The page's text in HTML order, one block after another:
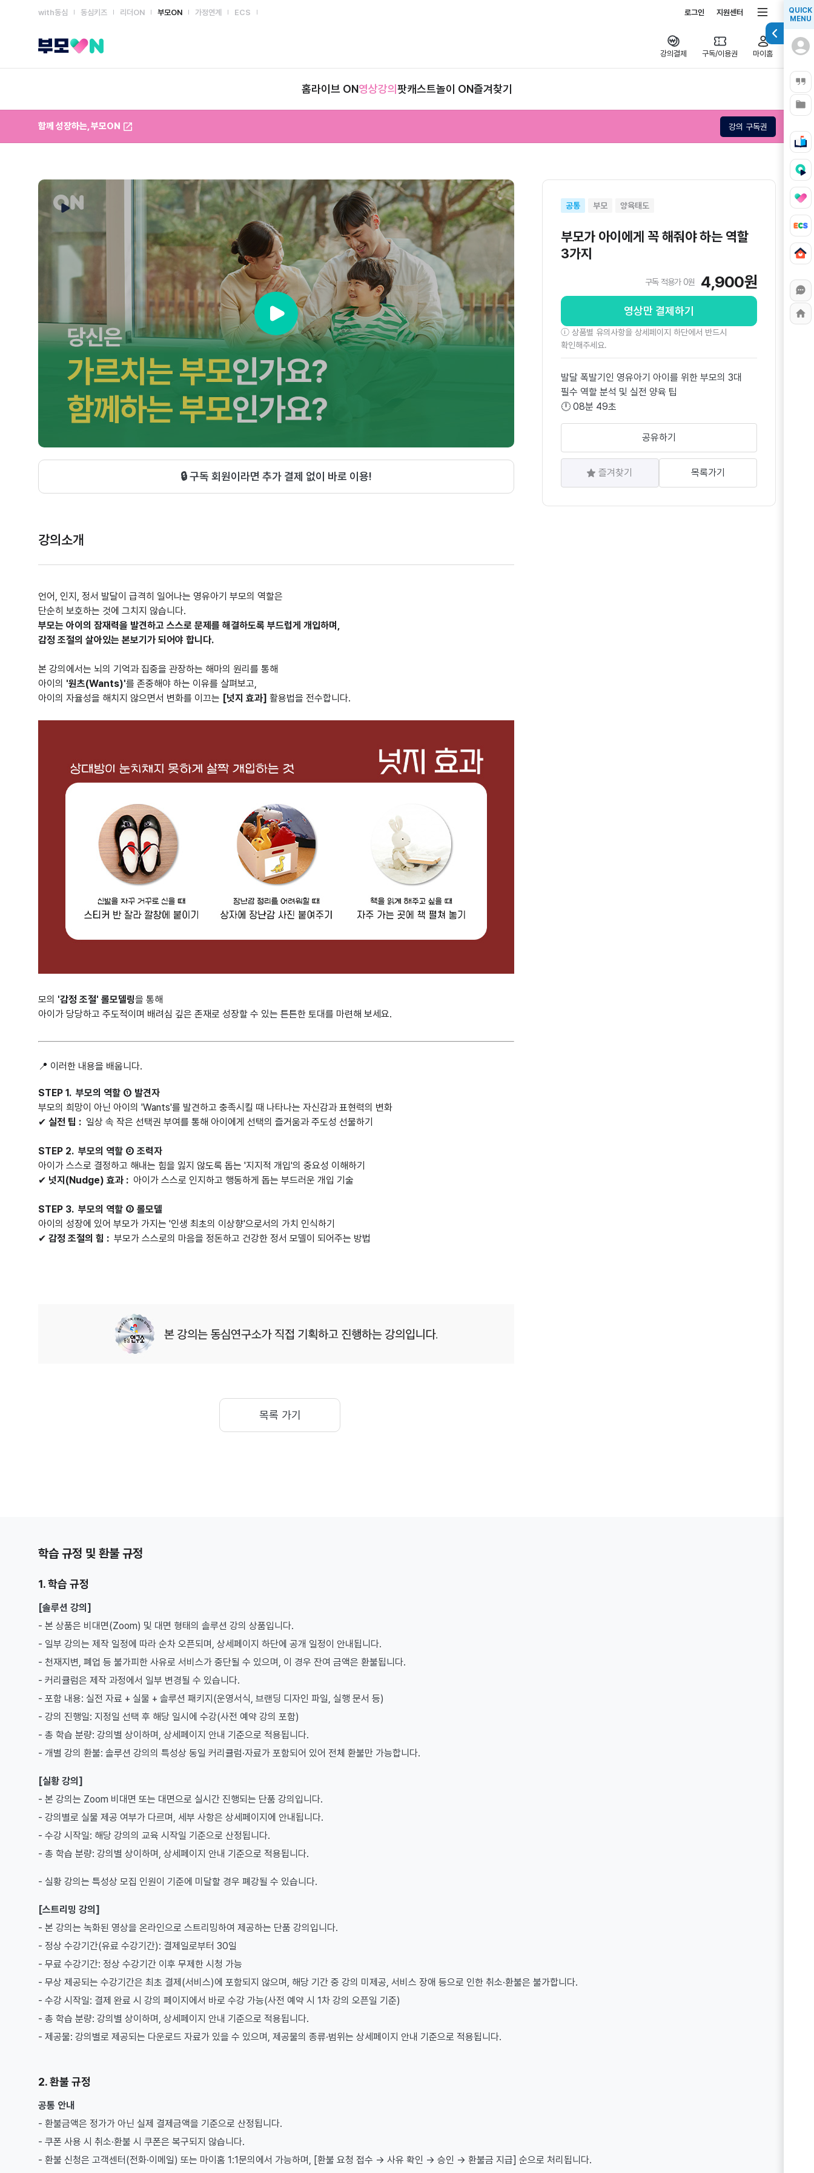
QUICK
MENU
with동심 동심키즈 리더ON 부모ON 가정연계 ECS 로그인 지원센터
부모ON
강의결제 구독/이용권 마이홈
홈라이브 ON영상강의 팟캐스트놀이 ON즐겨찾기
함께 성장하는, 부모ON 강의 구독권
🔒 구독 회원이라면 추가 결제 없이 바로 이용!
공통 부모 양육태도
부모가 아이에게 꼭 해줘야 하는 역할
3가지
구독 적용가 0원 4,900원
영상만 결제하기
ⓘ 상품별 유의사항을 상세페이지 하단에서 반드시
확인해주세요.
발달 폭발기인 영유아기 아이를 위한 부모의 3대
필수 역할 분석 및 실전 양육 팁
🕛 08분 49초
공유하기
즐겨찾기 목록가기
강의소개
언어, 인지, 정서 발달이 급격히 일어나는 영유아기 부모의 역할은
단순히 보호하는 것에 그치지 않습니다.
부모는 아이의 잠재력을 발견하고 스스로 문제를 해결하도록 부드럽게 개입하며,
감정 조절의 살아있는 본보기가 되어야 합니다.
본 강의에서는 뇌의 기억과 집중을 관장하는 해마의 원리를 통해
아이의 '원츠(Wants)'를 존중해야 하는 이유를 살펴보고,
아이의 자율성을 해치지 않으면서 변화를 이끄는 [넛지 효과] 활용법을 전수합니다.
모의 '감정 조절' 롤모델링을 통해
아이가 당당하고 주도적이며 배려심 깊은 존재로 성장할 수 있는 튼튼한 토대를 마련해 보세요.
📍 이러한 내용을 배웁니다.
STEP 1. 부모의 역할 ① 발견자
부모의 희망이 아닌 아이의 'Wants'를 발견하고 충족시킬 때 나타나는 자신감과 표현력의 변화
✔ 실전 팁 : 일상 속 작은 선택권 부여를 통해 아이에게 선택의 즐거움과 주도성 선물하기
STEP 2. 부모의 역할 ② 조력자
아이가 스스로 결정하고 해내는 힘을 잃지 않도록 돕는 '지지적 개입'의 중요성 이해하기
✔ 넛지(Nudge) 효과 : 아이가 스스로 인지하고 행동하게 돕는 부드러운 개입 기술
STEP 3. 부모의 역할 ③ 롤모델
아이의 성장에 있어 부모가 가지는 '인생 최초의 이상향'으로서의 가치 인식하기
✔ 감정 조절의 힘 : 부모가 스스로의 마음을 정돈하고 건강한 정서 모델이 되어주는 방법
목록 가기
학습 규정 및 환불 규정
1. 학습 규정
[솔루션 강의]
- 본 상품은 비대면(Zoom) 및 대면 형태의 솔루션 강의 상품입니다.
- 일부 강의는 제작 일정에 따라 순차 오픈되며, 상세페이지 하단에 공개 일정이 안내됩니다.
- 천재지변, 폐업 등 불가피한 사유로 서비스가 중단될 수 있으며, 이 경우 잔여 금액은 환불됩니다.
- 커리큘럼은 제작 과정에서 일부 변경될 수 있습니다.
- 포함 내용: 실전 자료 + 실물 + 솔루션 패키지(운영서식, 브랜딩 디자인 파일, 실행 문서 등)
- 강의 진행일: 지정일 선택 후 해당 일시에 수강(사전 예약 강의 포함)
- 총 학습 분량: 강의별 상이하며, 상세페이지 안내 기준으로 적용됩니다.
- 개별 강의 환불: 솔루션 강의의 특성상 동일 커리큘럼·자료가 포함되어 있어 전체 환불만 가능합니다.
[실황 강의]
- 본 강의는 Zoom 비대면 또는 대면으로 실시간 진행되는 단품 강의입니다.
- 강의별로 실물 제공 여부가 다르며, 세부 사항은 상세페이지에 안내됩니다.
- 수강 시작일: 해당 강의의 교육 시작일 기준으로 산정됩니다.
- 총 학습 분량: 강의별 상이하며, 상세페이지 안내 기준으로 적용됩니다.
- 실황 강의는 특성상 모집 인원이 기준에 미달할 경우 폐강될 수 있습니다.
[스트리밍 강의]
- 본 강의는 녹화된 영상을 온라인으로 스트리밍하여 제공하는 단품 강의입니다.
- 정상 수강기간(유료 수강기간): 결제일로부터 30일
- 무료 수강기간: 정상 수강기간 이후 무제한 시청 가능
- 무상 제공되는 수강기간은 최초 결제(서비스)에 포함되지 않으며, 해당 기간 중 강의 미제공, 서비스 장애 등으로 인한 취소·환불은 불가합니다.
- 수강 시작일: 결제 완료 시 강의 페이지에서 바로 수강 가능(사전 예약 시 1차 강의 오픈일 기준)
- 총 학습 분량: 강의별 상이하며, 상세페이지 안내 기준으로 적용됩니다.
- 제공물: 강의별로 제공되는 다운로드 자료가 있을 수 있으며, 제공물의 종류·범위는 상세페이지 안내 기준으로 적용됩니다.
2. 환불 규정
공통 안내
- 환불금액은 정가가 아닌 실제 결제금액을 기준으로 산정됩니다.
- 쿠폰 사용 시 취소·환불 시 쿠폰은 복구되지 않습니다.
- 환불 신청은 고객센터(전화·이메일) 또는 마이홈 1:1문의에서 가능하며, [환불 요청 접수 → 사유 확인 → 승인 → 환불금 지급] 순으로 처리됩니다.